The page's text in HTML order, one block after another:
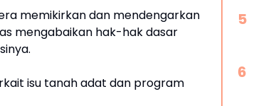
memikirkan dan mendengarkan
mengabaikan hak-hak dasar
isu tanah adat dan program